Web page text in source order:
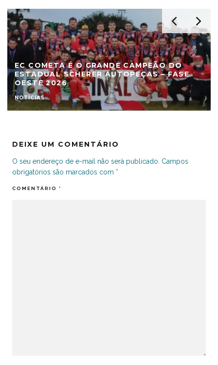
EC COMETA É O GRANDE CAMPEÃO DO
ESTADUAL SCHERER AUTOPEÇAS – FASE
OESTE 2026
NOTÍCIAS
DEIXE UM COMENTÁRIO
O seu endereço de e-mail não será publicado. Campos
obrigatórios são marcados com *
COMENTÁRIO *